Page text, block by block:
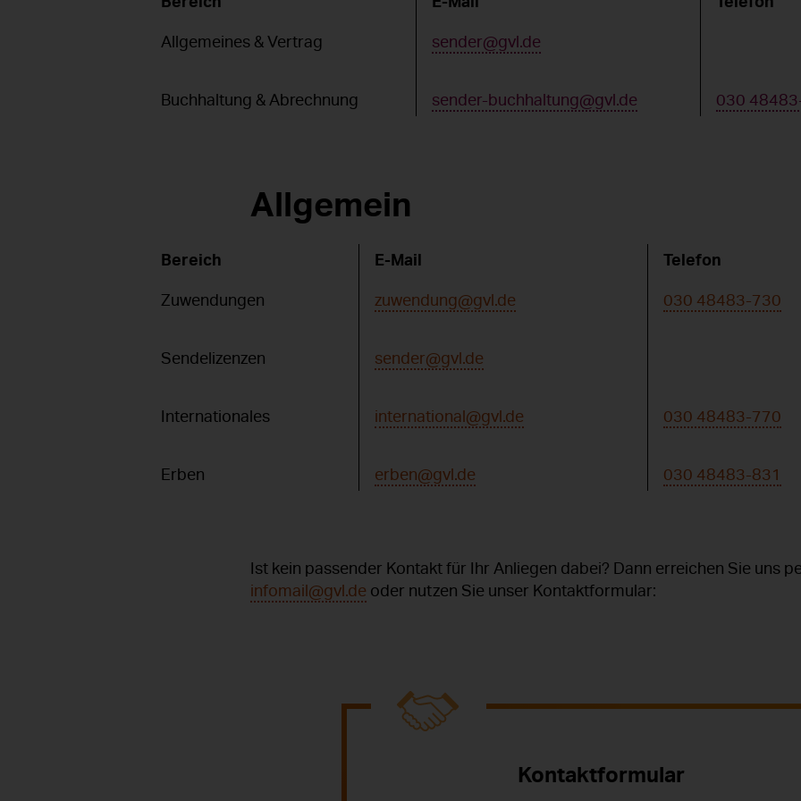
Allgemeines & Vertrag sender@gvl.de
Buchhaltung & Abrechnung sender-buchhaltung@gvl.de 030
Allgemein
Bereich E-Mail Telefon
Zuwendungen zuwendung@gvl.de 030 48483-730
Sendelizenzen sender@gvl.de
Internationales international@gvl.de 030 48483-770
Erben erben@gvl.de 030 48483-831
Ist kein passender Kontakt für Ihr Anliegen dabei? Dann erreichen Sie uns
infomail@gvl.de oder nutzen Sie unser Kontaktformular:
Kontaktformular